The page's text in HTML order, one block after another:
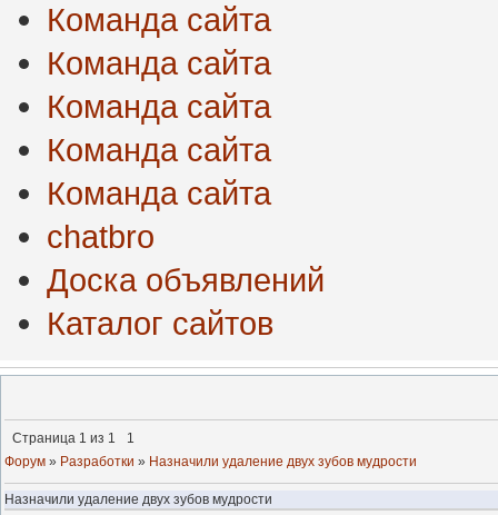
Команда сайта
Команда сайта
Команда сайта
Команда сайта
Команда сайта
chatbro
Доска объявлений
Каталог сайтов
Страница 1 из 1
1
Форум » Разработки » Назначили удаление двух зубов мудрости
Назначили удаление двух зубов мудрости